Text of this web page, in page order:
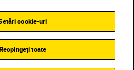
Back to top
cookie-uri
Respingeți toate